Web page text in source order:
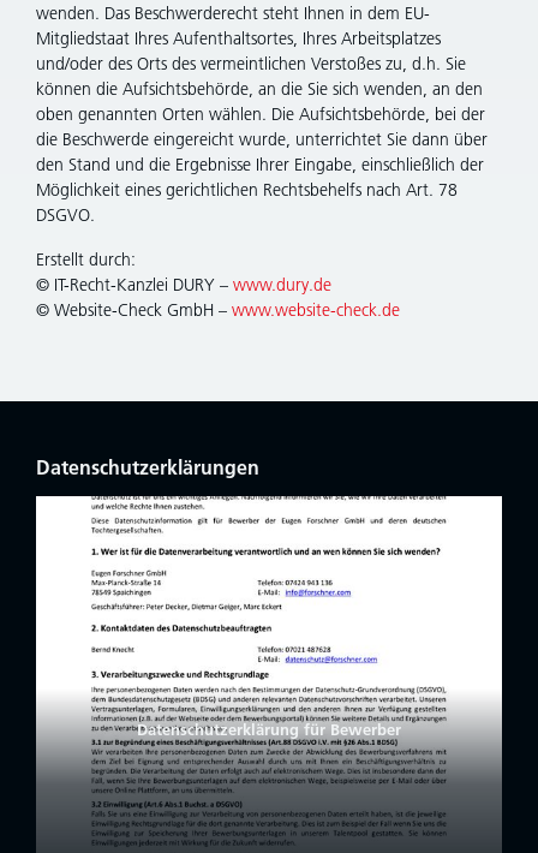
wenden. Das Beschwerderecht steht Ihnen in dem EU-
Mitgliedstaat Ihres Aufenthaltsortes, Ihres Arbeitsplatzes
und/oder des Orts des vermeintlichen Verstoßes zu, d.h. Sie
können die Aufsichtsbehörde, an die Sie sich wenden, an den
oben genannten Orten wählen. Die Aufsichtsbehörde, bei der
die Beschwerde eingereicht wurde, unterrichtet Sie dann über
den Stand und die Ergebnisse Ihrer Eingabe, einschließlich der
Möglichkeit eines gerichtlichen Rechtsbehelfs nach Art. 78
DSGVO.
Erstellt durch:
© IT-Recht-Kanzlei DURY – www.dury.de
© Website-Check GmbH – www.website-check.de
Datenschutzerklärungen
Datenschutzerklärung für Bewerber